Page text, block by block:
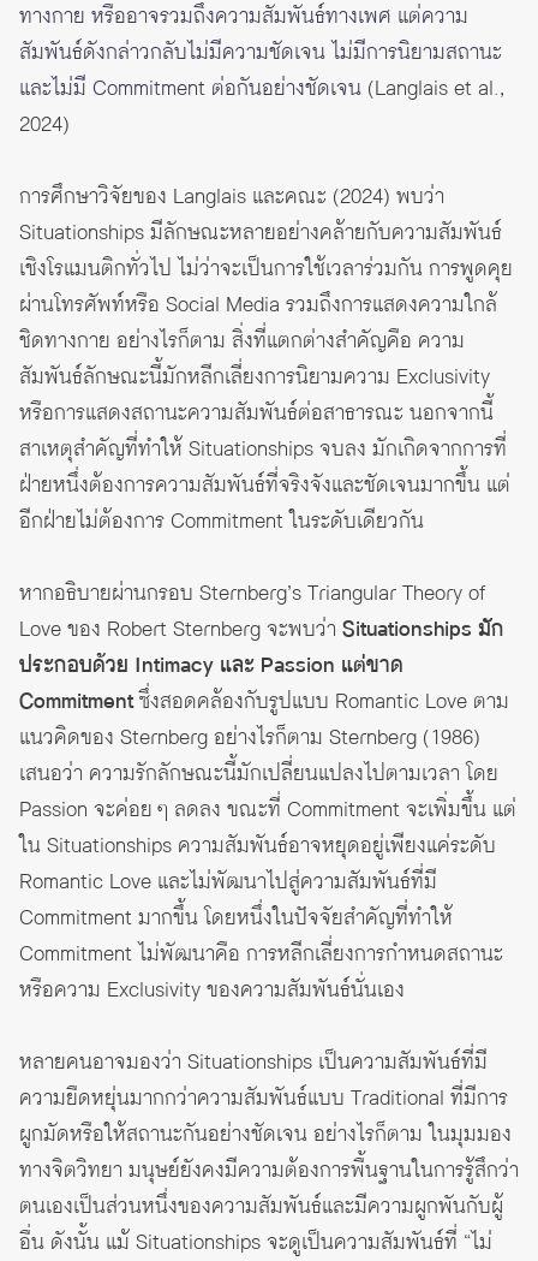
ทางกาย หรืออาจรวมถึงความสัมพันธ์ทางเพศ แต่ความ
สัมพันธ์ดังกล่าวกลับไม่มีความชัดเจน ไม่มีการนิยามสถานะ
และไม่มี Commitment ต่อกันอย่างชัดเจน (Langlais et al.,
2024)
การศึกษาวิจัยของ Langlais และคณะ (2024) พบว่า
Situationships มีลักษณะหลายอย่างคล้ายกับความสัมพันธ์
เชิงโรแมนติกทั่วไป ไม่ว่าจะเป็นการใช้เวลาร่วมกัน การพูดคุย
ผ่านโทรศัพท์หรือ Social Media รวมถึงการแสดงความใกล้
ชิดทางกาย อย่างไรก็ตาม สิ่งที่แตกต่างสำคัญคือ ความ
สัมพันธ์ลักษณะนี้มักหลีกเลี่ยงการนิยามความ Exclusivity
หรือการแสดงสถานะความสัมพันธ์ต่อสาธารณะ นอกจากนี้
สาเหตุสำคัญที่ทำให้ Situationships จบลง มักเกิดจากการที่
ฝ่ายหนึ่งต้องการความสัมพันธ์ที่จริงจังและชัดเจนมากขึ้น แต่
อีกฝ่ายไม่ต้องการ Commitment ในระดับเดียวกัน
หากอธิบายผ่านกรอบ Sternberg’s Triangular Theory of
Love ของ Robert Sternberg จะพบว่า Situationships มัก
ประกอบด้วย Intimacy และ Passion แต่ขาด
Commitmentซึ่งสอดคล้องกับรูปแบบ Romantic Love ตาม
แนวคิดของ Sternberg อย่างไรก็ตาม Sternberg (1986)
เสนอว่า ความรักลักษณะนี้มักเปลี่ยนแปลงไปตามเวลา โดย
Passion จะค่อย ๆ ลดลง ขณะที่ Commitment จะเพิ่มขึ้น แต่
ใน Situationships ความสัมพันธ์อาจหยุดอยู่เพียงแค่ระดับ
Romantic Love และไม่พัฒนาไปสู่ความสัมพันธ์ที่มี
Commitment มากขึ้น โดยหนึ่งในปัจจัยสำคัญที่ทำให้
Commitment ไม่พัฒนาคือ การหลีกเลี่ยงการกำหนดสถานะ
หรือความ Exclusivity ของความสัมพันธ์นั่นเอง
หลายคนอาจมองว่า Situationships เป็นความสัมพันธ์ที่มี
ความยืดหยุ่นมากกว่าความสัมพันธ์แบบ Traditional ที่มีการ
ผูกมัดหรือให้สถานะกันอย่างชัดเจน อย่างไรก็ตาม ในมุมมอง
ทางจิตวิทยา มนุษย์ยังคงมีความต้องการพื้นฐานในการรู้สึกว่า
ตนเองเป็นส่วนหนึ่งของความสัมพันธ์และมีความผูกพันกับผู้
อื่น ดังนั้น แม้ Situationships จะดูเป็นความสัมพันธ์ที่ “ไม่